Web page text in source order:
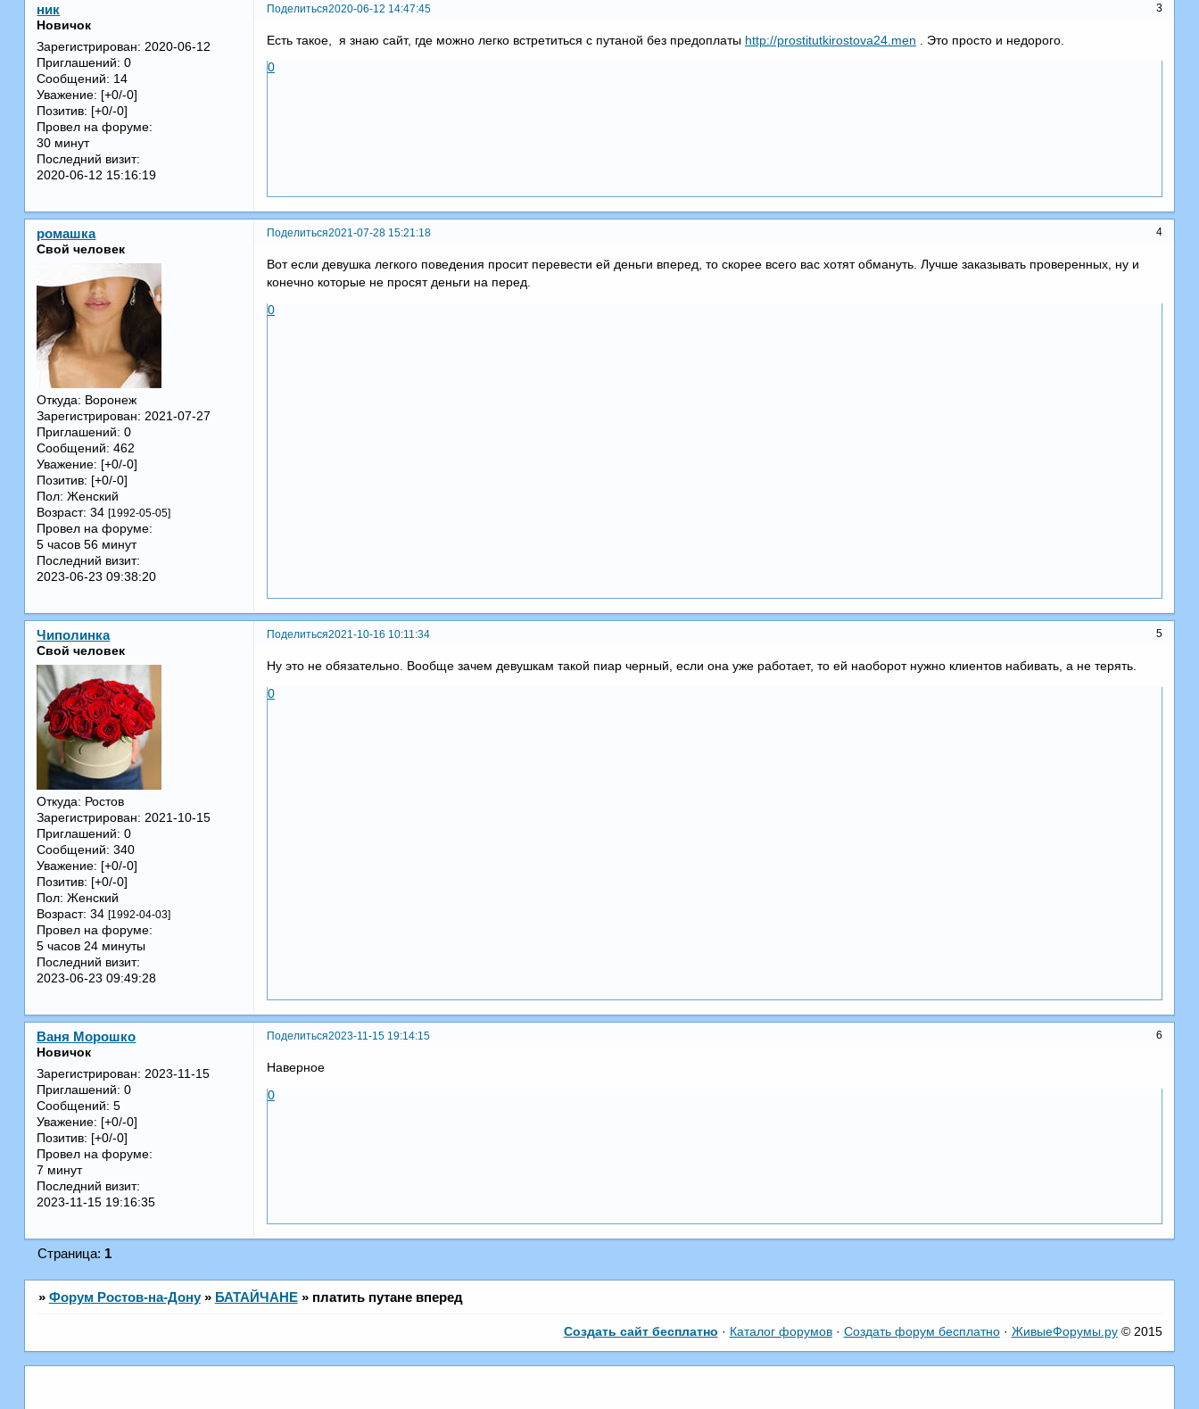
Поделиться 3
2020-06-12 14:47:45
ник
Новичок
Зарегистрирован: 2020-06-12
Приглашений: 0
Сообщений: 14
Уважение: [+0/-0]
Позитив: [+0/-0]
Провел на форуме:
30 минут
Последний визит:
2020-06-12 15:16:19
Есть такое, я знаю сайт, где можно легко встретиться с путаной без предоплаты http://prostitutkirostova24.men . Это просто и недорого.
0
Поделиться 4
2021-07-28 15:21:18
ромашка
Свой человек
Откуда: Воронеж
Зарегистрирован: 2021-07-27
Приглашений: 0
Сообщений: 462
Уважение: [+0/-0]
Позитив: [+0/-0]
Пол: Женский
Возраст: 34[1992-05-05]
Провел на форуме:
5 часов 56 минут
Последний визит:
2023-06-23 09:38:20
Вот если девушка легкого поведения просит перевести ей деньги вперед, то скорее всего вас хотят обмануть. Лучше заказывать проверенных, ну и
конечно которые не просят деньги на перед.
0
Поделиться 5
2021-10-16 10:11:34
Чиполинка
Свой человек
Откуда: Ростов
Зарегистрирован: 2021-10-15
Приглашений: 0
Сообщений: 340
Уважение: [+0/-0]
Позитив: [+0/-0]
Пол: Женский
Возраст: 34[1992-04-03]
Провел на форуме:
5 часов 24 минуты
Последний визит:
2023-06-23 09:49:28
Ну это не обязательно. Вообще зачем девушкам такой пиар черный, если она уже работает, то ей наоборот нужно клиентов набивать, а не терять.
0
Поделиться 6
2023-11-15 19:14:15
Ваня Морошко
Новичок
Зарегистрирован: 2023-11-15
Приглашений: 0
Сообщений: 5
Уважение: [+0/-0]
Позитив: [+0/-0]
Провел на форуме:
7 минут
Последний визит:
2023-11-15 19:16:35
Наверное
0
Страница: 1
» Форум Ростов-на-Дону » БАТАЙЧАНЕ » платить путане вперед
Создать сайт бесплатно · Каталог форумов· Создать форум бесплатно· ЖивыеФорумы.ру© 2015